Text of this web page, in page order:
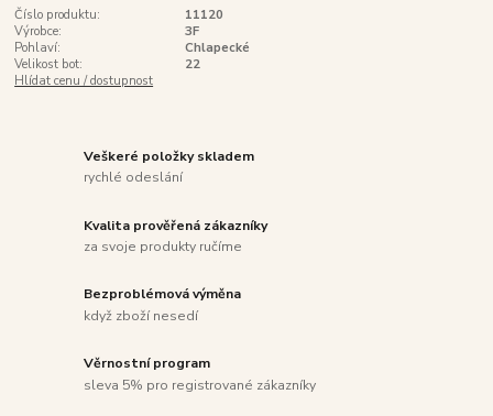
Číslo produktu:
11120
Výrobce:
3F
Pohlaví:
Chlapecké
Velikost bot:
22
Hlídat cenu / dostupnost
Veškeré položky skladem
rychlé odeslání
Kvalita prověřená zákazníky
za svoje produkty ručíme
Bezproblémová výměna
když zboží nesedí
Věrnostní program
sleva 5% pro registrované zákazníky